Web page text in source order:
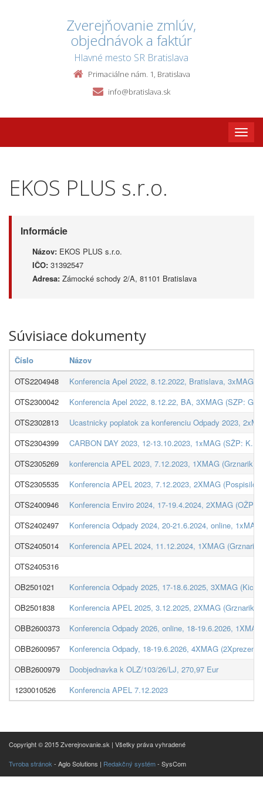
Zverejňovanie zmlúv,
objednávok a faktúr
Hlavné mesto SR Bratislava
Primaciálne nám. 1, Bratislava
info@bratislava.sk
Toggle
EKOS PLUS s.r.o.
Informácie
Názov: EKOS PLUS s.r.o.
IČO: 31392547
Adresa: Zámocké schody 2/A, 81101 Bratislava
Súvisiace dokumenty
Číslo
Názov
OTS2204948
Konferencia Apel 2022, 8.12.2022, Bratislava, 3xMAG
OTS2300042
Konferencia Apel 2022, 8.12.22, BA, 3XMAG (SZP:
OTS2302813
Ucastnicky poplatok za konferenciu Odpady 2023,
OTS2304399
CARBON DAY 2023, 12-13.10.2023, 1xMAG (SŽP:
OTS2305269
konferencia APEL 2023, 7.12.2023, 1XMAG (Grznarik),
OTS2305535
Konferencia APEL 2023, 7.12.2023, 2XMAG
OTS2400946
Konferencia Enviro 2024, 17-19.4.2024, 2XMAG (OŽP),
OTS2402497
Konferencia Odpady 2024, 20-21.6.2024, online,
OTS2405014
Konferencia APEL 2024, 11.12.2024, 1XMAG
OTS2405316
OB2501021
Konferencia Odpady 2025, 17-18.6.2025, 3XMAG
OB2501838
Konferencia APEL 2025, 3.12.2025, 2XMAG (Grznarik,
OBB2600373
Konferencia Odpady 2026, online, 18-19.6.2026,
OBB2600957
Konferencia Odpady, 18-19.6.2026, 4XMAG
OBB2600979
Doobjednavka k OLZ/103/26/LJ, 270,97 Eur
1230010526
Konferencia APEL 7.12.2023
Copyright © 2015 Zverejnovanie.sk | Všetky práva vyhradené
Tvroba stránok - Aglo Solutions | Redakčný systém- SysCom